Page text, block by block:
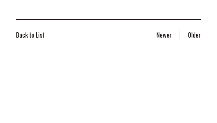
Back to List Newer Older